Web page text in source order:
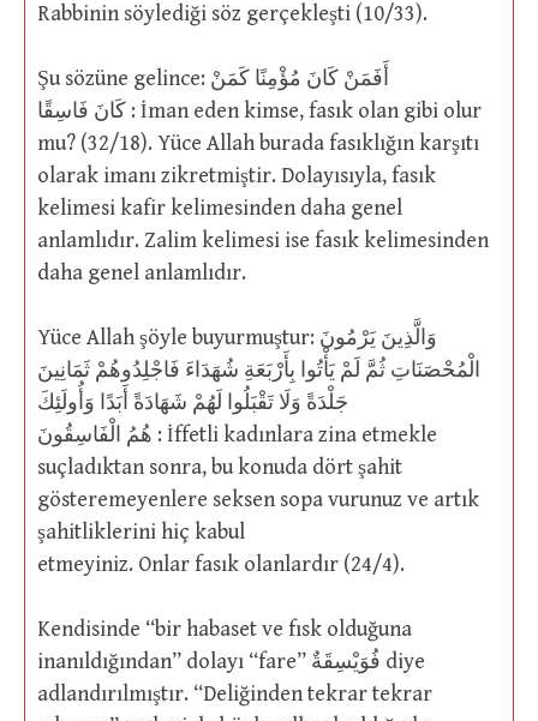
Rabbinin söylediği söz gerçekleşti (10/33).
Şu sözüne gelince: أَفَمَنْ كَانَ مُؤْمِنًا كَمَنْ
كَانَ فَاسِقًا : İman eden kimse, fasık olan gibi olur
mu? (32/18). Yüce Allah burada fasıklığın karşıtı
olarak imanı zikretmiştir. Dolayısıyla, fasık
kelimesi kafir kelimesinden daha genel
anlamlıdır. Zalim kelimesi ise fasık kelimesinden
daha genel anlamlıdır.
Yüce Allah şöyle buyurmuştur: وَالَّذِينَ يَرْمُونَ
الْمُحْصَنَاتِ ثُمَّ لَمْ يَأْتُوا بِأَرْبَعَةِ شُهَدَاءَ فَاجْلِدُوهُمْ ثَمَانِينَ
جَلْدَةً وَلَا تَقْبَلُوا لَهُمْ شَهَادَةً أَبَدًا وَأُولَئِكَ
هُمُ الْفَاسِقُونَ : İffetli kadınlara zina etmekle
suçladıktan sonra, bu konuda dört şahit
gösteremeyenlere seksen sopa vurunuz ve artık
şahitliklerini hiç kabul
etmeyiniz. Onlar fasık olanlardır (24/4).
Kendisinde “bir habaset ve fısk olduğuna
inanıldığından” dolayı “fare” فُوَيْسِقَةٌ diye
adlandırılmıştır. “Deliğinden tekrar tekrar